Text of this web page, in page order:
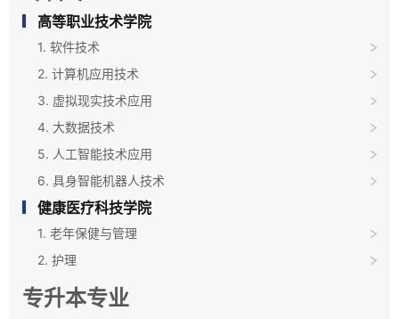
高等职业技术学院
1. 软件技术
2. 计算机应用技术
3. 虚拟现实技术应用
4. 大数据技术
5. 人工智能技术应用
6. 具身智能机器人技术
健康医疗科技学院
1. 老年保健与管理
2. 护理
专升本专业